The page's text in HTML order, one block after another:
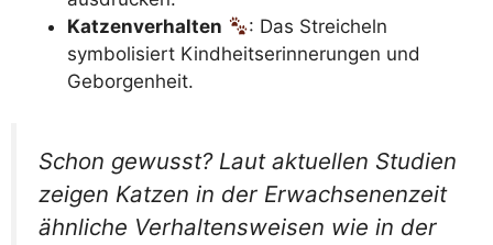
Katzenverhalten
: Das Streicheln
symbolisiert Kindheitserinnerungen und
Geborgenheit.
Schon gewusst? Laut aktuellen Studien
zeigen Katzen in der Erwachsenenzeit
ähnliche Verhaltensweisen wie in der